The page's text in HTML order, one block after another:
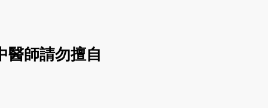
醫師請勿擅自